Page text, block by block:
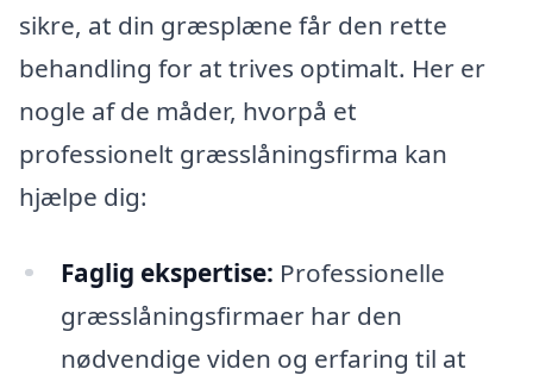
sikre, at din græsplæne får den rette
behandling for at trives optimalt. Her er
nogle af de måder, hvorpå et
professionelt græsslåningsfirma kan
hjælpe dig:
Faglig ekspertise: Professionelle
græsslåningsfirmaer har den
nødvendige viden og erfaring til at